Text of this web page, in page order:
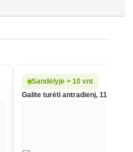
Sandėlyje > 10 vnt
Galite turėti antradienį, 11.08.